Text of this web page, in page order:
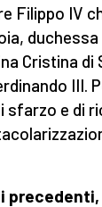
Filippo IV
Cristina di
III.
sfarzo e di
precedenti,